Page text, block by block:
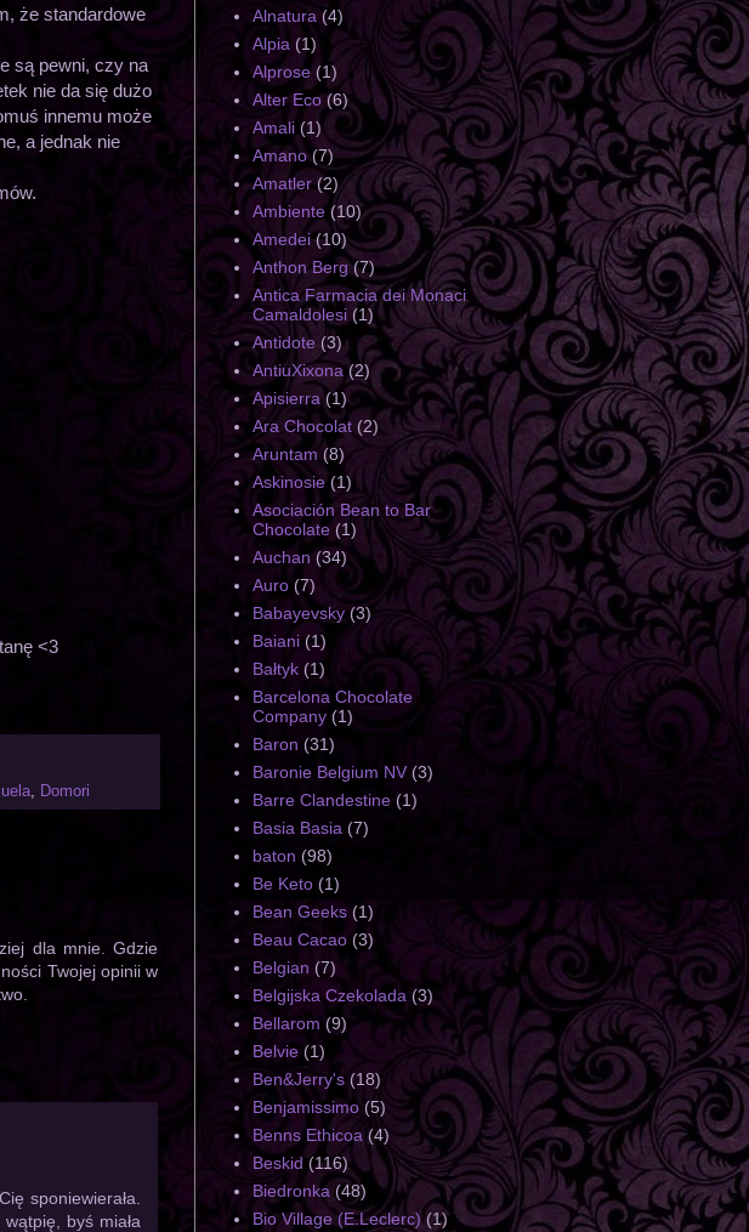
że standardowe
są pewni, czy na
nie da się dużo
innemu może
a jednak nie
<3
, Domori
dla mnie. Gdzie
Twojej opinii w
sponiewierała.
byś miała
Alnatura (4)
Alpia (1)
Alprose (1)
Alter Eco (6)
Amali (1)
Amano (7)
Amatler (2)
Ambiente (10)
Amedei (10)
Anthon Berg (7)
Antica Farmacia dei Monaci
Camaldolesi (1)
Antidote (3)
AntiuXixona (2)
Apisierra (1)
Ara Chocolat (2)
Aruntam (8)
Askinosie (1)
Asociación Bean to Bar
Chocolate (1)
Auchan (34)
Auro (7)
Babayevsky (3)
Baiani (1)
Bałtyk (1)
Barcelona Chocolate
Company (1)
Baron (31)
Baronie Belgium NV (3)
Barre Clandestine (1)
Basia Basia (7)
baton (98)
Be Keto (1)
Bean Geeks (1)
Beau Cacao (3)
Belgian (7)
Belgijska Czekolada (3)
Bellarom (9)
Belvie (1)
Ben&Jerry's (18)
Benjamissimo (5)
Benns Ethicoa (4)
Beskid (116)
Biedronka (48)
Bio Village (E.Leclerc) (1)